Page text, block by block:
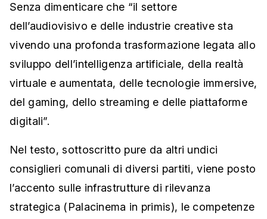
Senza dimenticare che “il settore
dell’audiovisivo e delle industrie creative sta
vivendo una profonda trasformazione legata allo
sviluppo dell’intelligenza artificiale, della realtà
virtuale e aumentata, delle tecnologie immersive,
del gaming, dello streaming e delle piattaforme
digitali”.
Nel testo, sottoscritto pure da altri undici
consiglieri comunali di diversi partiti, viene posto
l’accento sulle infrastrutture di rilevanza
strategica (Palacinema in primis), le competenze